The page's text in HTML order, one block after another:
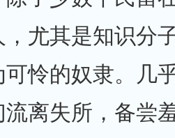
，尤其是知识分
可怜的奴隶。几
流离失所，备尝